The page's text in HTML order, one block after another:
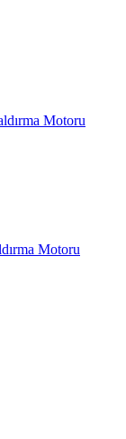
Motoru
Motoru